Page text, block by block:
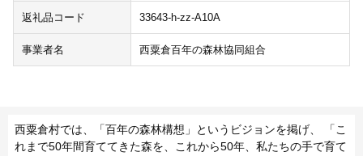
返礼品コード 33643-h-zz-A10A
事業者名 西粟倉百年の森林協同組合
西粟倉村では、「百年の森林構想」というビジョンを掲げ、 「こ
れまで50年間育ててきた森を、これから50年、私たちの手で育て